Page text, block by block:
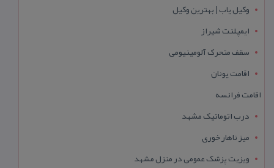
وکیل یاب | بهترین وکیل
ایمپلنت شیراز
سقف متحرک آلومینیومی
اقامت یونان
اقامت فرانسه
درب اتوماتیک مشهد
میز ناهار خوری
ویزیت پزشک عمومی در منزل مشهد